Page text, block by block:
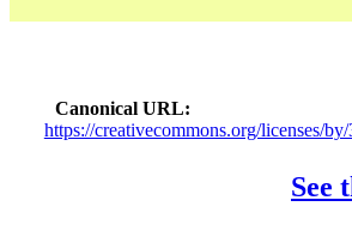
Canonical URL
https://creativecommons.org/licenses/
See